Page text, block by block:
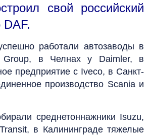
свой российский
DAF.
работали автозаводы в
Group, в Челнах у Daimler, в
предприятие с Iveco, в Санкт-
производство Scania и
среднетоннажники Isuzu,
в Калининграде тяжелые